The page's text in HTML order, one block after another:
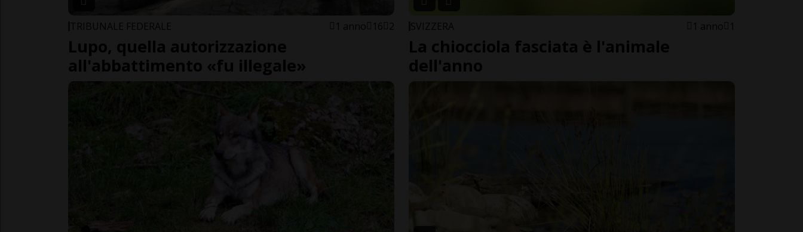
TRIBUNALE FEDERALE 1 anno 16 2
Lupo, quella autorizzazione
all'abbattimento «fu illegale»
SVIZZERA 1 anno 1
La chiocciola fasciata è l'animale
dell'anno